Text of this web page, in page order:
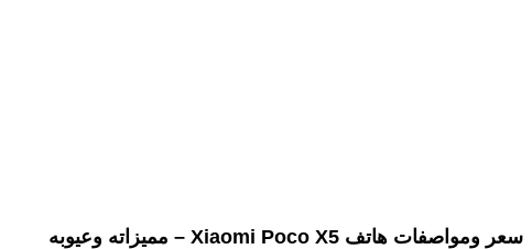
سعر ومواصفات هاتف Xiaomi Poco X5 – مميزاته وعيوبه